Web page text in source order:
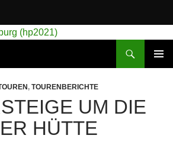
, TOURENBERICHTE
UM DIE
HÜTTE